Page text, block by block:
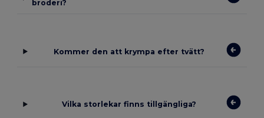
broderi?
Kommer den att krympa efter tvätt?
Vilka storlekar finns tillgängliga?